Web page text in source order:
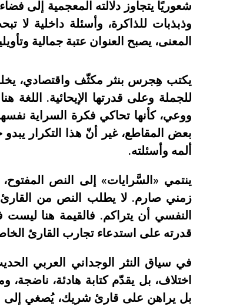
شعوريًا يتجاوز دلالته المعجمية إلى
وذبذبات للذاكرة، وأسئلة داخلية لا
المعنى، يصبح العنوان عتبة جمالية
يكتب هِجرس بنثر مكثّف واقتصادي، يخلو
للجملة وعلى قدرتها الإيحائية.
ووعي، كأنها تحاكي فكرة السراية
بعض المقاطع، غير أنّ هذا التكرار
ألمه وأسئلته.
ينتمي «السَّرايات» إلى النص
زمني صارم. لا يطلب النص من القارئ
النفسي أن يتراكم. فالقيمة هنا
قدرته على استدعاء تجارب القارئ
في سياق النثر الوجداني العربي
اختلاف، بل يقدّم كتابة هادئة،
بل يراهن على قارئ شريك، يُصغي إلى